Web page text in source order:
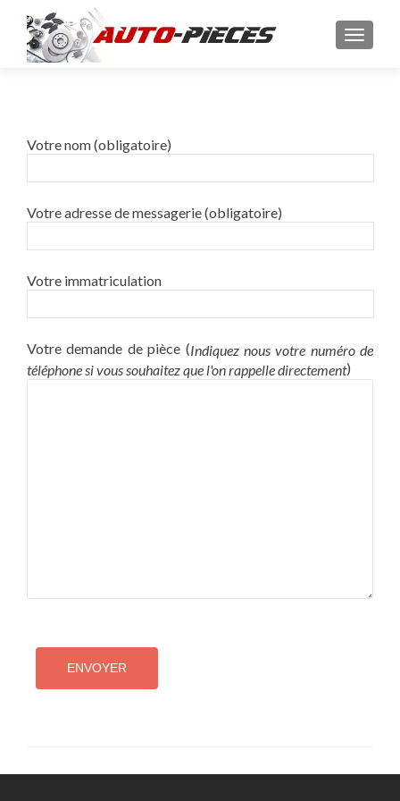
Votre nom (obligatoire)
Votre adresse de messagerie (obligatoire)
Votre immatriculation
Votre demande de pièce (Indiquez nous votre numéro de
téléphone si vous souhaitez que l'on rappelle directement)